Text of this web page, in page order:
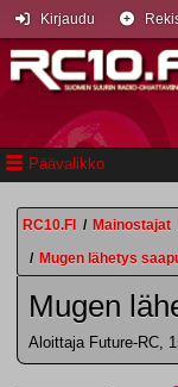
Päävalikko
Kirjaudu
RC10.FI / Mainostajat
/ Mugen lähetys
Mugen
Aloittaja Future-RC,